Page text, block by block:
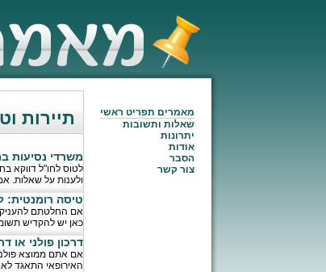
תיירות
משרדי נסיעות
לטוס לחו"ל דווקא
ולענות על שאלות.
טיסה רומנטית:
אם החלטתם להעניק
כאן יש להקדיש
דרכון פולני או
אם אתם ממוצא
האירופאי התאגד
מאמרים תפריט ראשי
שאלות ותשובות
יתרונות
אודות
הסבר
צור קשר